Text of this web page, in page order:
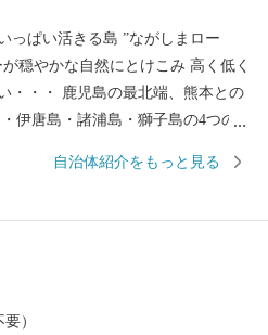
っぱい活きる島 ”ながしまロー
穏やかな自然にとけこみ 高く低く
、熊本との
伊唐島・諸浦島・獅子島の4つの
親しみやすさを感じる場所です。
海でとれる豊富な海産物。 大地か
自治体紹介をもっと見る
）